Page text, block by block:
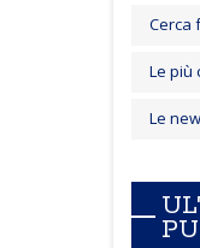
Cerca
Le più
Le